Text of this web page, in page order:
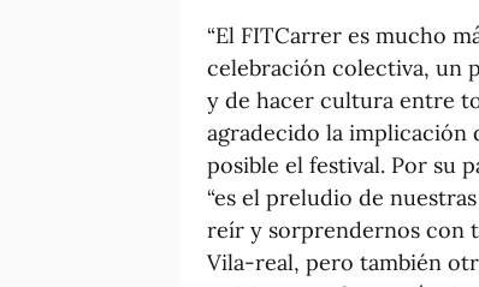
“El FITCarrer es mucho
celebración colectiva, un
y de hacer cultura entre
agradecido la implicación
posible el festival. Por su
“es el preludio de
reír y sorprendernos con
Vila-real, pero también